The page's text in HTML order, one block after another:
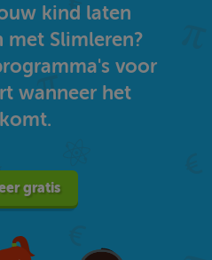
kind laten
met Slimleren?
voor
wanneer het
gratis